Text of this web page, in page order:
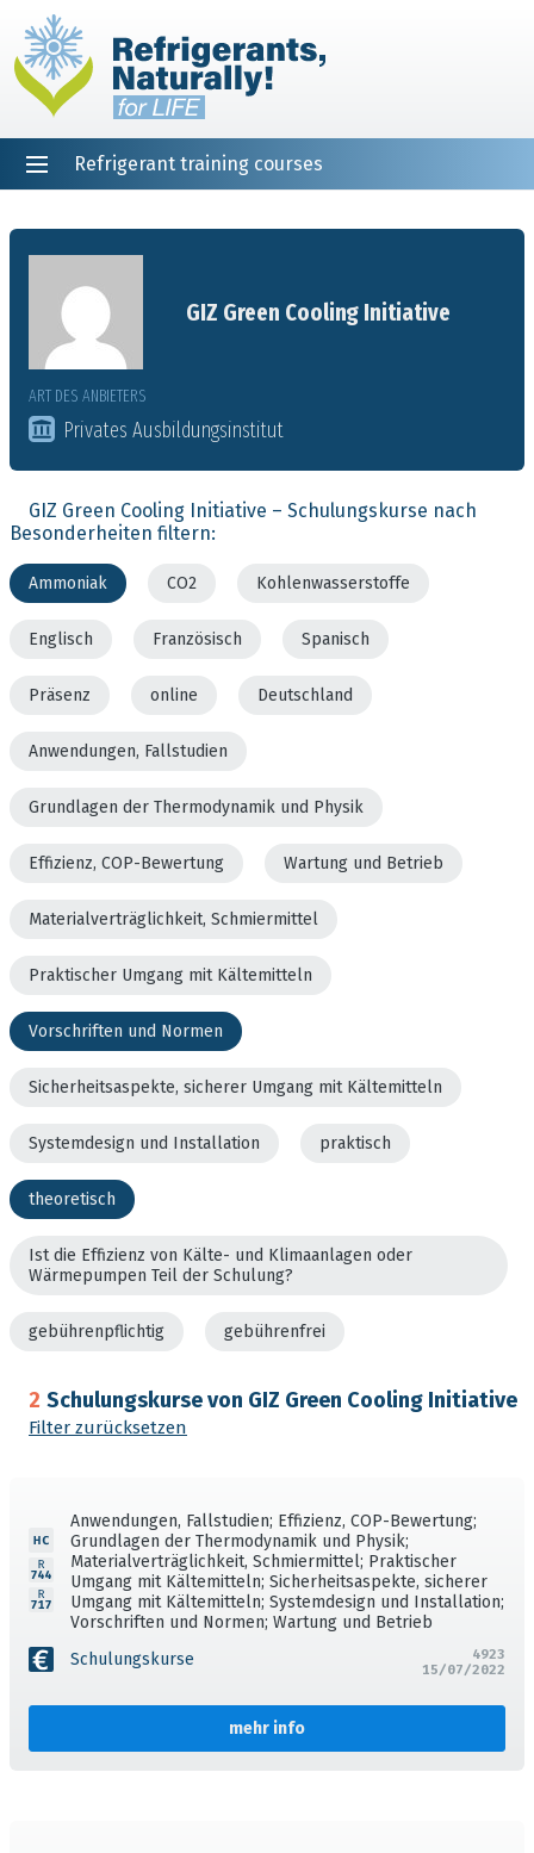
Refrigerant training courses
GIZ Green Cooling Initiative
ART DES ANBIETERS
Privates Ausbildungsinstitut
GIZ Green Cooling Initiative – Schulungskurse nach
Besonderheiten filtern:
Ammoniak CO2 Kohlenwasserstoffe
Englisch Französisch Spanisch
Präsenz online Deutschland
Anwendungen, Fallstudien
Grundlagen der Thermodynamik und Physik
Effizienz, COP-Bewertung Wartung und Betrieb
Materialverträglichkeit, Schmiermittel
Praktischer Umgang mit Kältemitteln
Vorschriften und Normen
Sicherheitsaspekte, sicherer Umgang mit Kältemitteln
Systemdesign und Installation praktisch
theoretisch
Ist die Effizienz von Kälte- und Klimaanlagen oder
Wärmepumpen Teil der Schulung?
gebührenpflichtig gebührenfrei
2 Schulungskurse von GIZ Green Cooling Initiative
Filter zurücksetzen
Anwendungen, Fallstudien; Effizienz, COP-Bewertung;
Grundlagen der Thermodynamik und Physik;
Materialverträglichkeit, Schmiermittel; Praktischer
Umgang mit Kältemitteln; Sicherheitsaspekte, sicherer
Umgang mit Kältemitteln; Systemdesign und Installation;
Vorschriften und Normen; Wartung und Betrieb
Schulungskurse
mehr info
4923
15/07/2022